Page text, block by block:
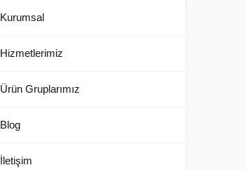
Kurumsal
Hizmetlerimiz
Ürün Gruplarımız
Blog
İletişim